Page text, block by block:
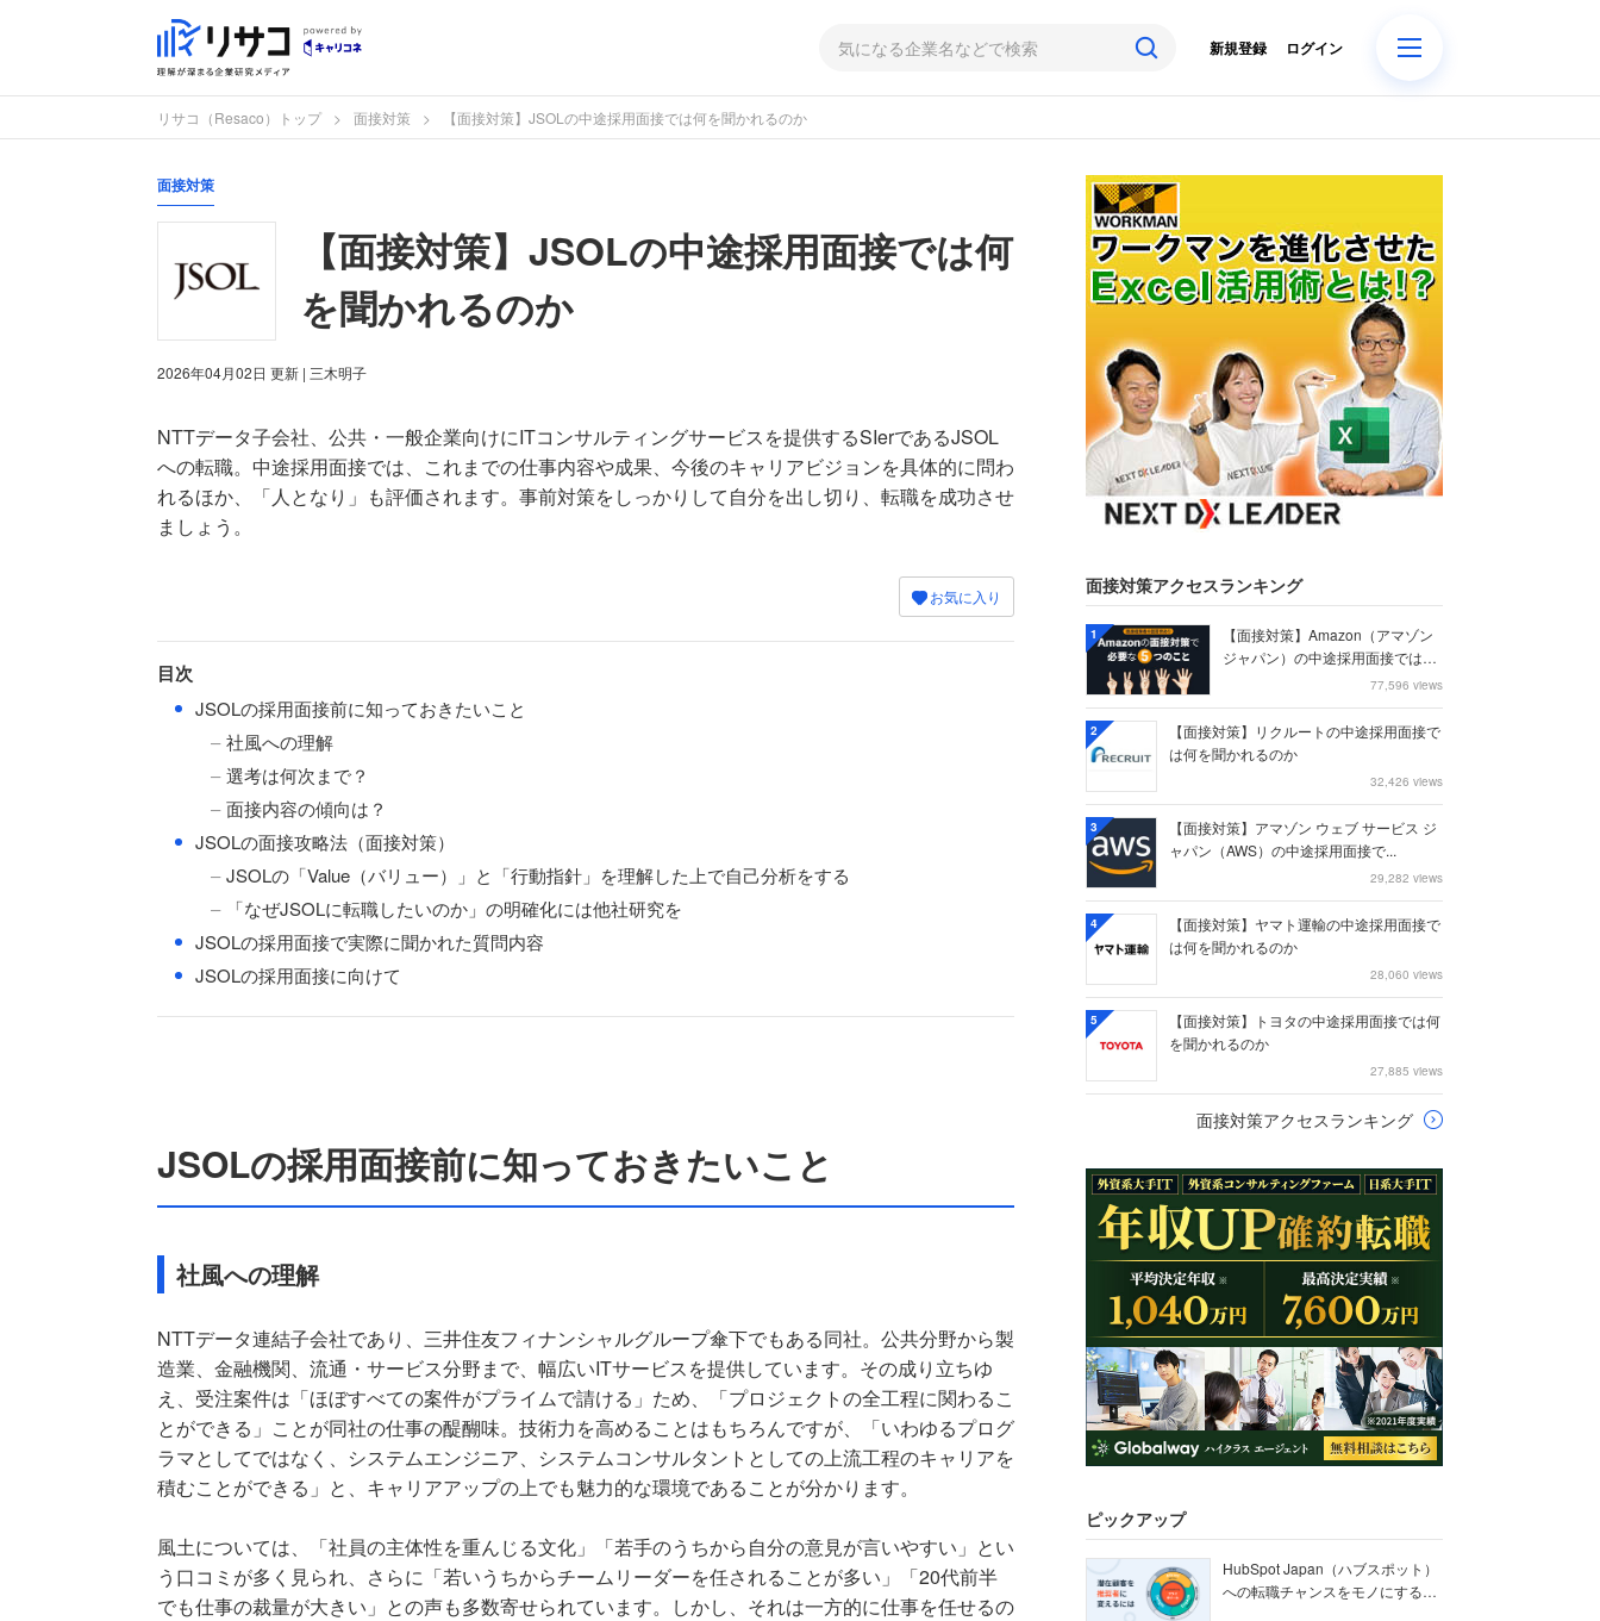
ログイン
新規登録
リサコ（Resaco）トップ 面接対策 【面接対策】JSOLの中途採用面接では何を聞かれるのか
面接対策
【面接対策】JSOLの中途採用面接では何
を聞かれるのか
2026年04月02日 更新 | 三木明子
NTTデータ子会社、公共・一般企業向けにITコンサルティングサービスを提供するSIerであるJSOL
への転職。中途採用面接では、これまでの仕事内容や成果、今後のキャリアビジョンを具体的に問わ
れるほか、「人となり」も評価されます。事前対策をしっかりして自分を出し切り、転職を成功させ
ましょう。
お気に入り
目次
● JSOLの採用面接前に知っておきたいこと
社風への理解
選考は何次まで？
面接内容の傾向は？
● JSOLの面接攻略法（面接対策）
JSOLの「Value（バリュー）」と「行動指針」を理解した上で自己分析をする
「なぜJSOLに転職したいのか」の明確化には他社研究を
● JSOLの採用面接で実際に聞かれた質問内容
● JSOLの採用面接に向けて
JSOLの採用面接前に知っておきたいこと
社風への理解
NTTデータ連結子会社であり、三井住友フィナンシャルグループ傘下でもある同社。公共分野から製
造業、金融機関、流通・サービス分野まで、幅広いITサービスを提供しています。その成り立ちゆ
え、受注案件は「ほぼすべての案件がプライムで請ける」ため、「プロジェクトの全工程に関わるこ
とができる」ことが同社の仕事の醍醐味。技術力を高めることはもちろんですが、「いわゆるプログ
ラマとしてではなく、システムエンジニア、システムコンサルタントとしての上流工程のキャリアを
積むことができる」と、キャリアアップの上でも魅力的な環境であることが分かります。
風土については、「社員の主体性を重んじる文化」「若手のうちから自分の意見が言いやすい」とい
う口コミが多く見られ、さらに「若いうちからチームリーダーを任されることが多い」「20代前半
でも仕事の裁量が大きい」との声も多数寄せられています。しかし、それは一方的に仕事を任せるの
面接対策アクセスランキング
1
【面接対策】Amazon（アマゾン
ジャパン）の中途採用面接では何
77,596 views
2
【面接対策】リクルートの中途採用面接で
は何を聞かれるのか
32,426 views
3
【面接対策】アマゾン ウェブ サービス ジ
ャパン（AWS）の中途採用面接で...
29,282 views
4
【面接対策】ヤマト運輸の中途採用面接で
は何を聞かれるのか
28,060 views
5
【面接対策】トヨタの中途採用面接では何
を聞かれるのか
27,885 views
面接対策アクセスランキング
ピックアップ
HubSpot Japan（ハブスポット）
への転職チャンスをモノにする